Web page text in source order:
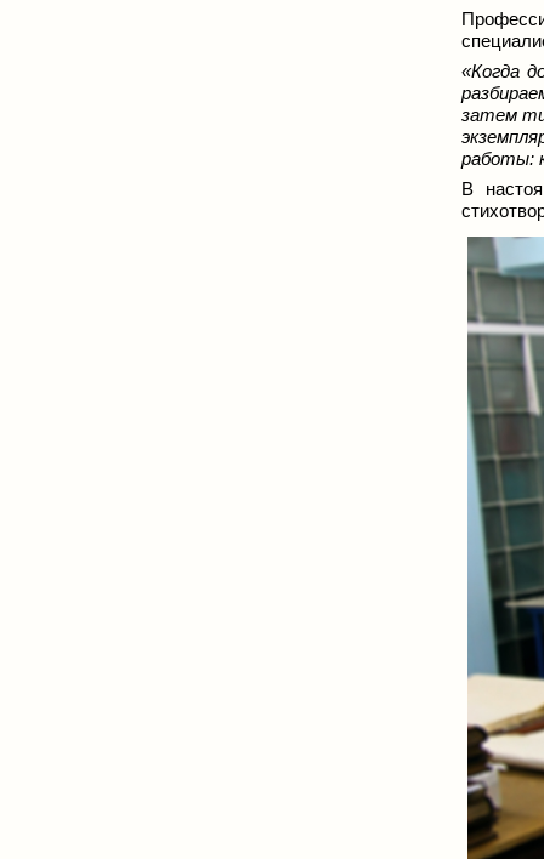
«Когда
затем
работы:
В